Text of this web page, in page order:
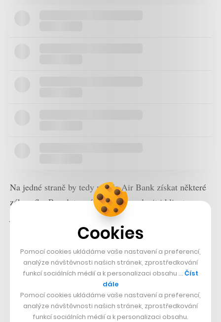
Na jedné straně by tedy mohla Air Bank získat některé
zákazníky Revolutu, zároveň chce oslovit i klienty
jiných bank. Ostatně na českém trhu jich zatím podobné
investování do akcií mnoho nenabízí. Investiční
platformy mají v různých formách k dispozici ve Fio
bance, ČSOB a jeho Patrii či Raiffeisenbank, ale jde o
obvykle složitější či dražší služby.„My chceme být
hlavně jednoduchá platforma pro samotné provedení
nákupu,“říká Petr Žabža.
Cookies
Pomocí cookies ukládáme vaše nastavení a preferencí,
analýze návštěvnosti našich stránek, zprostředkování
funkcí sociálních médií a k personalizaci obsahu … Číst
dále
Pomocí cookies ukládáme vaše nastavení a preferencí,
analýze návštěvnosti našich stránek, zprostředkování
funkcí sociálních médií a k personalizaci obsahu.